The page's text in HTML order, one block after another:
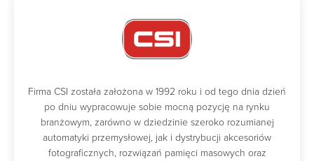
Firma CSI została założona w 1992 roku i od tego dnia dzień
po dniu wypracowuje sobie mocną pozycję na rynku
branżowym, zarówno w dziedzinie szeroko rozumianej
automatyki przemysłowej, jak i dystrybucji akcesoriów
fotograficznych, rozwiązań pamięci masowych oraz